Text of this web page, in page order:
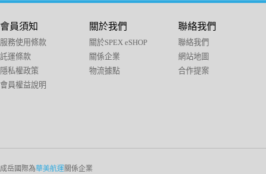
會員須知
服務使用條款
託運條款
隱私權政策
會員權益說明
關於我們
關於SPEX eSHOP
關係企業
物流據點
聯絡我們
聯絡我們
網站地圖
合作提案
成岳國際為華美航運關係企業